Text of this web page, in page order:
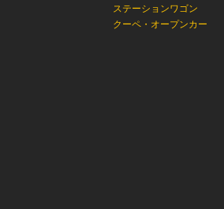
ステーションワゴン
クーペ・オープンカー